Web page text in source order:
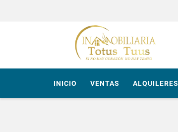
INICIO VENTAS ALQUILERES